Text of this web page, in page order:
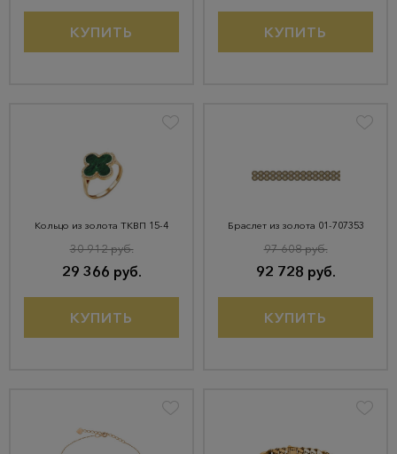
КУПИТЬ КУПИТЬ
Кольцо из золота ТКВП 15-4
29 366 руб.
30 912 руб.
КУПИТЬ
Браслет из золота 01-707353
92 728 руб.
97 608 руб.
КУПИТЬ